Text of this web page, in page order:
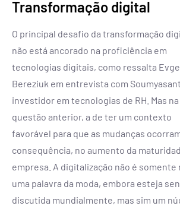
Transformação digital
O principal desafio da transformação
não está ancorado na proficiência em
tecnologias digitais, como ressalta
Bereziuk em entrevista com
investidor em tecnologias de RH. Mas na
questão anterior, a de ter um contexto
favorável para que as mudanças
consequência, no aumento da
empresa. A digitalização não é somente
uma palavra da moda, embora esteja
discutida mundialmente, mas sim um